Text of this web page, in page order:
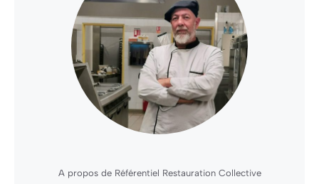
A propos de Référentiel Restauration Collective